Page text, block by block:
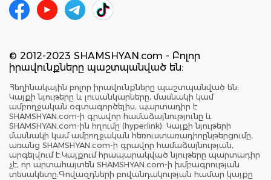
© 2012-2023 SHAMSHYAN.com - Բոլոր
իրավունքները պաշտպանված են:
Հեղինակային բոլոր իրավունքները պաշտպանված են:
Կայքի նյութերը և լուսանկարները, մասնակի կամ
ամբողջական օգտագործելիս, պարտադիր է
SHAMSHYAN.com-ի գրավոր համաձայնությունը և
SHAMSHYAN.com-ին հղումը (hyperlink): Կայքի նյութերի
մասնակի կամ ամբողջական հեռուստառադիոընթերցումը,
առանց SHAMSHYAN.com-ի գրավոր համաձայնության,
արգելվում է:Կայքում հրապարակված նյութերը պարտադիր
չէ, որ արտահայտեն SHAMSHYAN.com-ի խմբագրության
տեսակետը:Գովազդների բովանդակության համար կայքը